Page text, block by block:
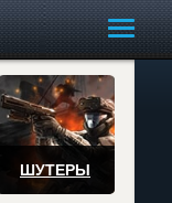
ШУТЕРЫ